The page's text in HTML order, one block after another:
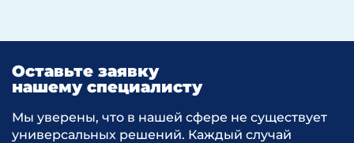
Оставьте заявку
нашему специалисту
Мы уверены, что в нашей сфере не существует
универсальных решений. Каждый случай